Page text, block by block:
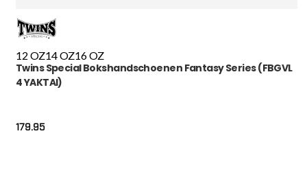
12 OZ14 OZ16 OZ
Twins Special Bokshandschoenen Fantasy Series (FBGVL
4 YAKTAI)
179.95